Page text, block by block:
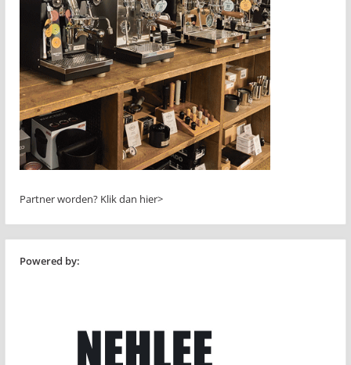
Partner worden? Klik dan hier>
Powered by: